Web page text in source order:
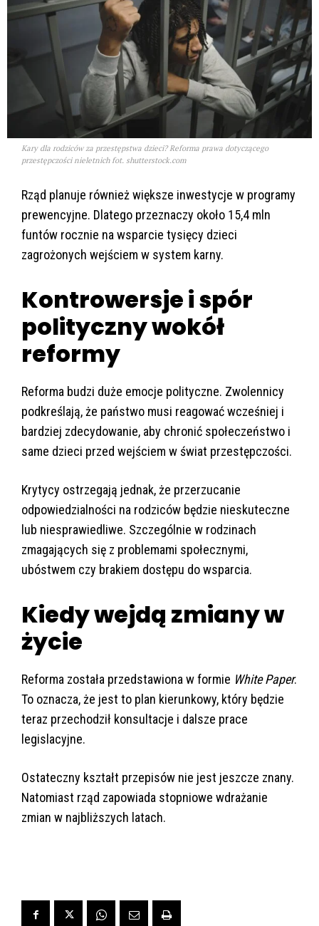
Kary dla rodziców za przestępstwa dzieci? Reforma prawa dotyczącego
przestępczości nieletnich fot. shutterstock.com
Rząd planuje również większe inwestycje w programy
prewencyjne. Dlatego przeznaczy około 15,4 mln
funtów rocznie na wsparcie tysięcy dzieci
zagrożonych wejściem w system karny.
Kontrowersje i spór
polityczny wokół
reformy
Reforma budzi duże emocje polityczne. Zwolennicy
podkreślają, że państwo musi reagować wcześniej i
bardziej zdecydowanie, aby chronić społeczeństwo i
same dzieci przed wejściem w świat przestępczości.
Krytycy ostrzegają jednak, że przerzucanie
odpowiedzialności na rodziców będzie nieskuteczne
lub niesprawiedliwe. Szczególnie w rodzinach
zmagających się z problemami społecznymi,
ubóstwem czy brakiem dostępu do wsparcia.
Kiedy wejdą zmiany w
życie
Reforma została przedstawiona w formie White Paper.
To oznacza, że jest to plan kierunkowy, który będzie
teraz przechodził konsultacje i dalsze prace
legislacyjne.
Ostateczny kształt przepisów nie jest jeszcze znany.
Natomiast rząd zapowiada stopniowe wdrażanie
zmian w najbliższych latach.